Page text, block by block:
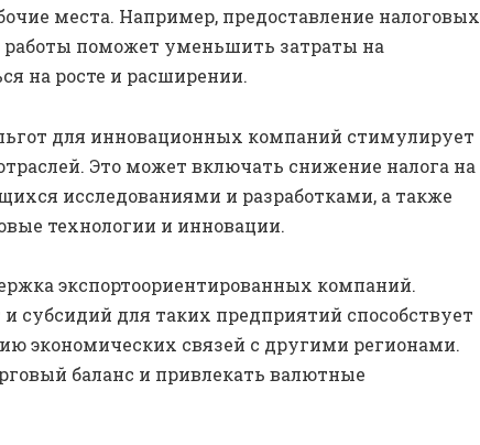
места. Например, предоставление налоговых
работы поможет уменьшить затраты на
на росте и расширении.
для инновационных компаний стимулирует
Это может включать снижение налога на
исследованиями и разработками, а также
технологии и инновации.
экспортоориентированных компаний.
субсидий для таких предприятий способствует
экономических связей с другими регионами.
баланс и привлекать валютные